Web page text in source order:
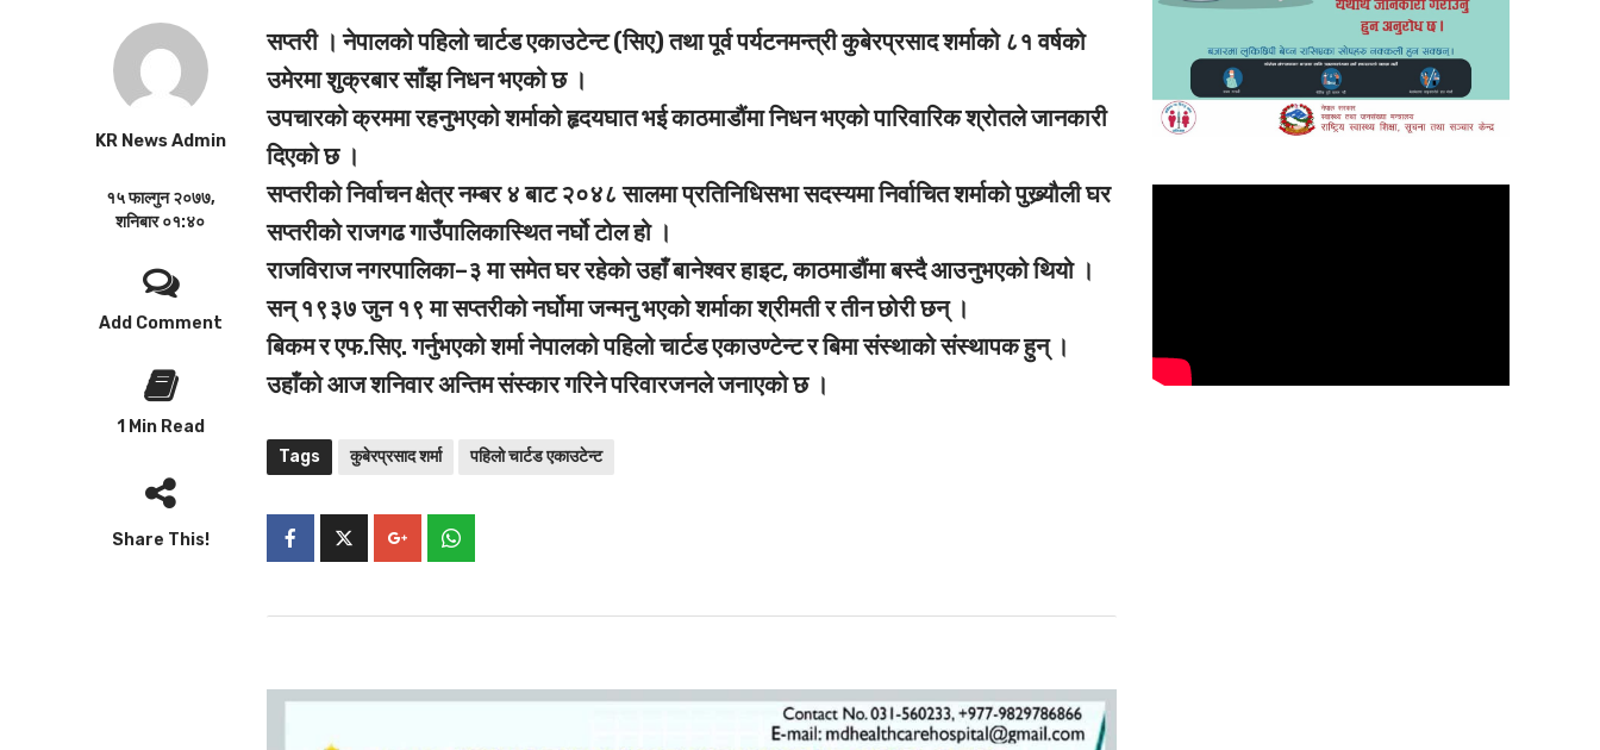
KR News Admin
१५ फाल्गुन २०७७,
शनिबार ०१:४०
Add Comment
1 Min Read
Share This!
सप्तरी ।नेपालको पहिलो चार्टड एकाउटेन्ट (सिए) तथा पूर्व पर्यटनमन्त्री कुबेरप्रसाद शर्माको ८१ वर्षको
उमेरमा शुक्रबार साँझ निधन भएको छ ।
उपचारको क्रममा रहनुभएको शर्माको हृदयघात भई काठमाडौंमा निधन भएको पारिवारिक श्रोतले जानकारी
दिएको छ ।
सप्तरीको निर्वाचन क्षेत्र नम्बर ४ बाट २०४८ सालमा प्रतिनिधिसभा सदस्यमा निर्वाचित शर्माको पुख्र्यौली घर
सप्तरीको राजगढ गाउँपालिकास्थित नर्घो टोल हो ।
राजविराज नगरपालिका–३ मा समेत घर रहेको उहाँ बानेश्वर हाइट, काठमाडौंमा बस्दै आउनुभएको थियो ।
सन् १९३७ जुन १९ मा सप्तरीको नर्घोमा जन्मनु भएको शर्माका श्रीमती र तीन छोरी छन् ।
बिकम र एफ.सिए. गर्नुभएको शर्मा नेपालको पहिलो चार्टड एकाउण्टेन्ट र बिमा संस्थाको संस्थापक हुन् ।
उहाँको आज शनिवार अन्तिम संस्कार गरिने परिवारजनले जनाएको छ ।
Tags कुबेरप्रसाद शर्मा पहिलो चार्टड एकाउटेन्ट